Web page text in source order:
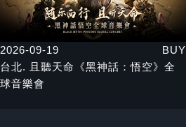
2026-09-19
BUY
台北. 且聽天命《黑神話：悟空》全
球音樂會